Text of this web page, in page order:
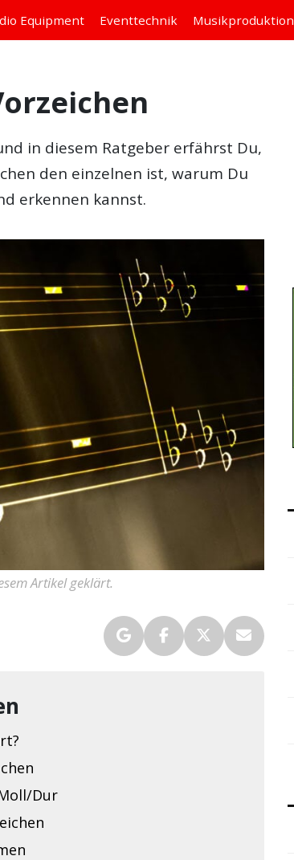
Equipment Eventtechnik Musikproduktion
in diesem Ratgeber erfährst Du,
den einzelnen ist, warum Du
erkennen kannst.
Artikel geklärt.
Dur